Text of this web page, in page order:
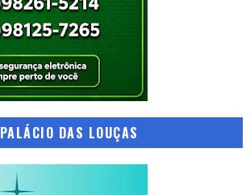
PALÁCIO DAS LOUÇAS